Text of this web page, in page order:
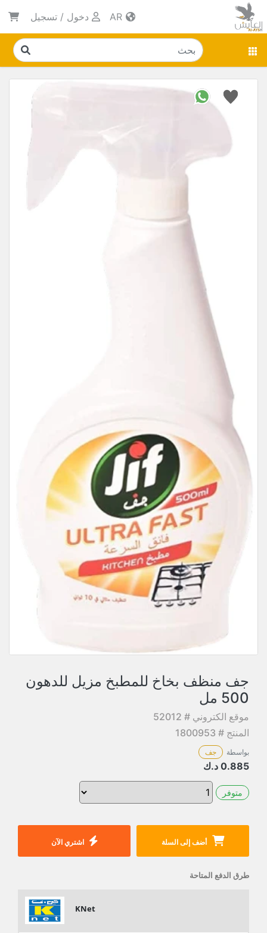
دخول / تسجيل
جف منظف بخاخ للمطبخ مزيل للدهون
500 مل
موقع الكتروني # 52012
المنتج # 1800953
بواسطة جف
0.885 د.ك
متوفر
أضف إلى السلة اشتري الآن
طرق الدفع المتاحة
KNet